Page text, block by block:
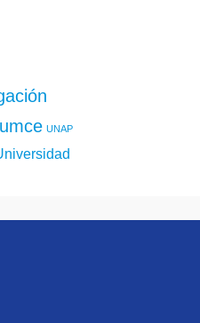
umce UNAP